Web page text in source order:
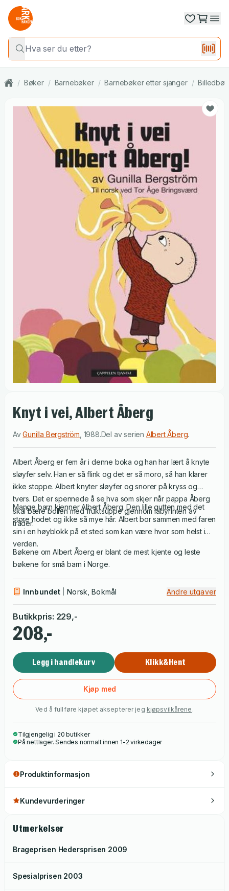
/ Bøker / Barnebøker / Barnebøker etter sjanger /
Knyt i vei, Albert Åberg
AvGunilla Bergström 1988.Del av serien Albert Åberg.
Albert Åberg er fem år i denne boka og han har lært å knyte
sløyfer selv. Han er så flink og det er så moro, så han klarer
ikke stoppe. Albert knyter sløyfer og snorer på kryss og
tvers. Det er spennede å se hva som skjer når pappa Åberg
skal bære bollen med fruktsuppe gjennom labyrinten av
tråder.
Mange barn kjenner Albert Åberg. Den lille gutten med det
store hodet og ikke så mye hår. Albert bor sammen med faren
sin i en høyblokk på et sted som kan være hvor som helst i
verden.
Bøkene om Albert Åberg er blant de mest kjente og leste
bøkene for små barn i Norge.
Innbundet Norsk, Bokmål Andre utgaver
Butikkpris: 229,-
208,-
Legg i handlekurv Klikk&Hent
Kjøp med
Ved å fullføre kjøpet aksepterer jeg kjøpsvilkårene .
Tilgjengelig i 20 butikker
På nettlager. Sendes normalt innen 1-2 virkedager
Produktinformasjon
Kundevurderinger
Utmerkelser
Brageprisen Hedersprisen 2009
Spesialprisen 2003